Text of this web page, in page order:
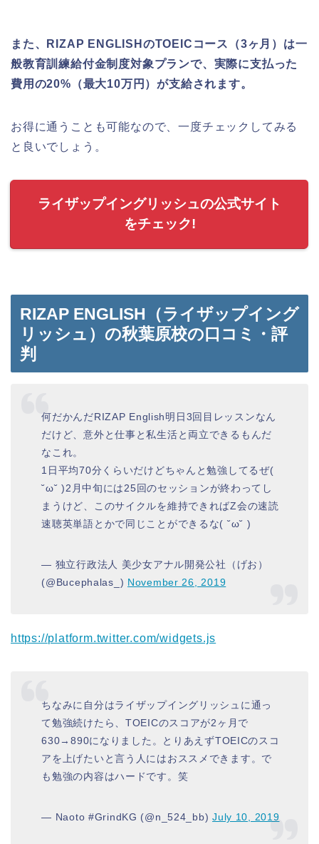
また、RIZAP ENGLISHのTOEICコース（3ヶ月）は一
般教育訓練給付金制度対象プランで、実際に支払った
費用の20%（最大10万円）が支給されます。
お得に通うことも可能なので、一度チェックしてみる
と良いでしょう。
ライザップイングリッシュの公式サイト
をチェック!
RIZAP ENGLISH（ライザップイング
リッシュ）の秋葉原校の口コミ・評
判
何だかんだRIZAP English明日3回目レッスンなん
だけど、意外と仕事と私生活と両立できるもんだ
なこれ。
1日平均70分くらいだけどちゃんと勉強してるぜ(
˘ω˘ )2月中旬には25回のセッションが終わってし
まうけど、このサイクルを維持できればZ会の速読
速聴英単語とかで同じことができるな( ˘ω˘ )
— 独立行政法人 美少女アナル開発公社（げお）
(@Bucephalas_) November 26, 2019
https://platform.twitter.com/widgets.js
ちなみに自分はライザップイングリッシュに通っ
て勉強続けたら、TOEICのスコアが2ヶ月で
630→890になりました。とりあえずTOEICのスコ
アを上げたいと言う人にはおススメできます。で
も勉強の内容はハードです。笑
— Naoto #GrindKG (@n_524_bb)July 10, 2019